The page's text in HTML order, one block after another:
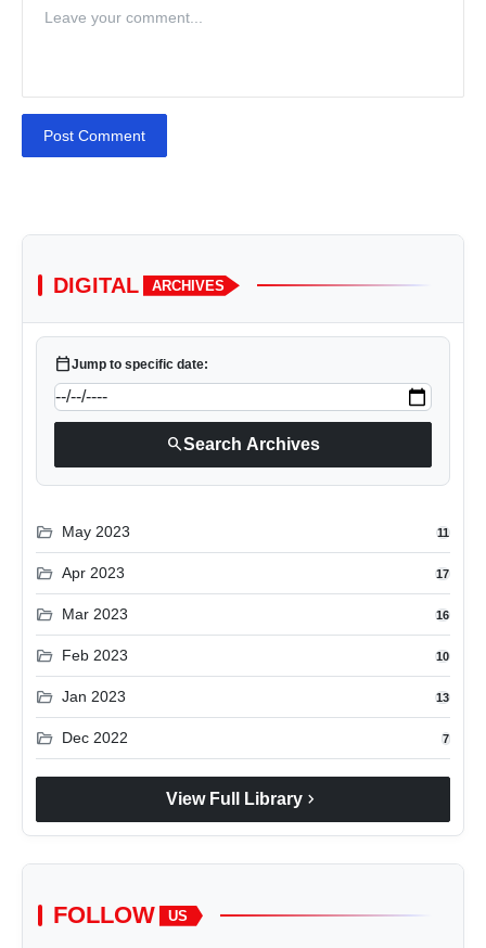
Post Comment
DIGITAL ARCHIVES
calendar_todayJump to specific date:
searchSearch Archives
folder_open May 2023 11
folder_open Apr 2023 17
folder_open Mar 2023 16
folder_open Feb 2023 10
folder_open Jan 2023 13
folder_open Dec 2022 7
View Full Library chevron_right
FOLLOW US